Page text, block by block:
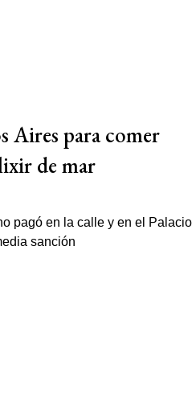
Aires para comer
de mar